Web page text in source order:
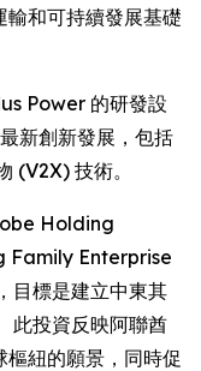
和可持續發展基礎
Power 的研發設
新創新發展，包括
(V2X) 技術。
Holding
Family Enterprise
目標是建立中東其
此投資反映阿聯酋
紐的願景，同時促